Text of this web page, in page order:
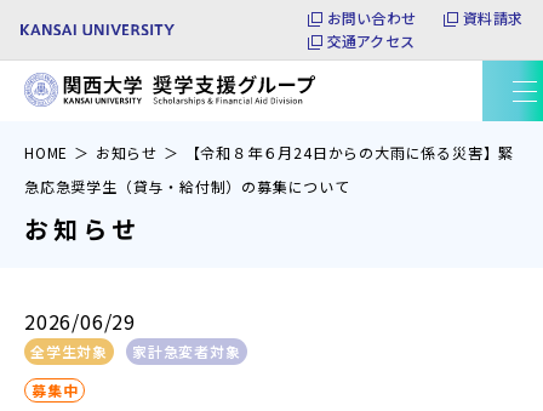
お問い合わせ
資料請求
交通アクセス
本文へ移動
HOME お知らせ
【令和８年６月24日からの大雨に係る災害】緊
急応急奨学生（貸与・給付制）の募集について
お知らせ
2026/06/29
全学生対象
家計急変者対象
募集中